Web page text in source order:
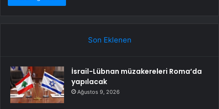
Son Eklenen
İsrail-Lübnan müzakereleri Roma’da
yapılacak
Ağustos 9, 2026